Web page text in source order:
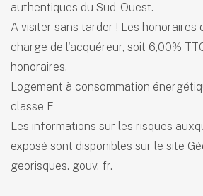
authentiques du Sud-Ouest.
A visiter sans tarder ! Les honoraires
charge de l'acquéreur, soit 6,00%
honoraires.
Logement à consommation
classe F
Les informations sur les risques
exposé sont disponibles sur le site
georisques. gouv. fr.